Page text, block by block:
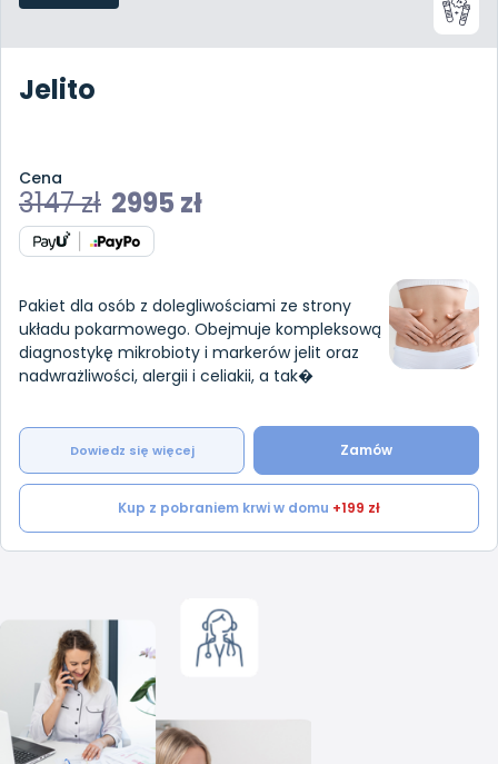
Jelito
Cena
3147zł 2995 zł
Pakiet dla osób z dolegliwościami ze strony
układu pokarmowego. Obejmuje kompleksową
diagnostykę mikrobioty i markerów jelit oraz
nadwrażliwości, alergii i celiakii, a tak�
Dowiedz się więcej Zamów
Kup z pobraniem krwi w domu +199 zł